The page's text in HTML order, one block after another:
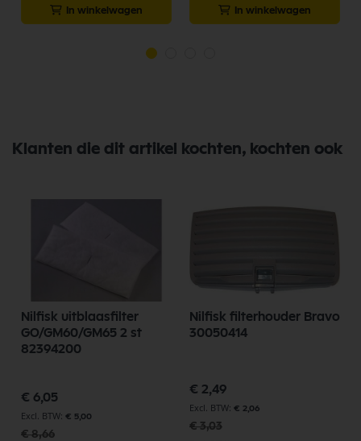
In winkelwagen In winkelwagen
Klanten die dit artikel kochten, kochten ook
Nilfisk uitblaasfilter
GO/GM60/GM65 2 st
82394200
Speciale
prijs
€ 6,05
€ 5,00
€ 8,66
Nilfisk filterhouder Bravo
30050414
Speciale
prijs
€ 2,49
€ 2,06
€ 3,03